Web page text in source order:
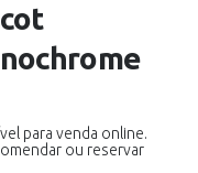
para venda online.
ou reservar